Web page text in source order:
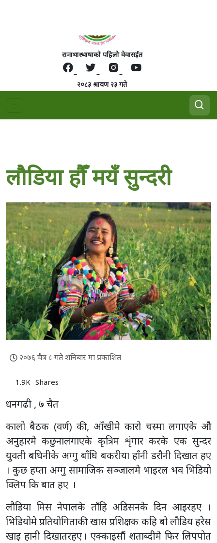
रानाथारु भाषाको पहिलो वेवासईत
२०८३ श्रावण २३ गते
लौडिया हौँ मयँ सुन्दरी
२०७६ चैत्र ८ गते शनिबार मा प्रकाशित
1.9K Shares
धनगढी , ७ चैत
कालो बैठक (वर्ण) की, आँखीमे कारो चस्मा लगाएके औ
अनुहारमे कछुनालगाएके कृत्रिम शृंगार करके एक सुन्दर
युवती बघिनीके अग्गु बाँधि बकरीया हाँनी डरौनी दिखात हए
। कुछ हप्ता अग्गु सामाजिक सञ्जालमे भाइरल भव भिडियो
क्लिप कि बात हए ।
लौडिया मिस नेपालके ताँहि अडिसनके दिन आइरहए ।
भिडियोमे प्रतियोगिताकी खास प्रशिक्षक कहि बो लौडिय हरेस
खाइ हानी दिखातरहए । एक्काइसौं शताब्दीमे फिर लिपपोत